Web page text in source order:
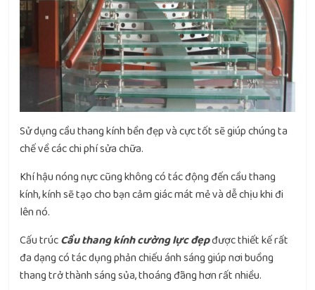
Sử dụng cầu thang kính bền đẹp và cực tốt sẽ giúp chúng ta
chế về các chi phí sửa chữa.
Khí hậu nóng nực cũng không có tác động đến cầu thang
kính, kính sẽ tạo cho bạn cảm giác mát mẻ và dễ chịu khi đi
lên nó.
Cấu trúcCầu thang kính cường lực đẹpđược thiết kế rất
đa dạng có tác dụng phản chiếu ánh sáng giúp nơi buồng
thang trở thành sáng sủa, thoáng đãng hơn rất nhiều.